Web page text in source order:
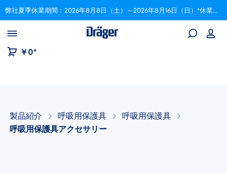
to B2B platform navigation 弊社夏季休業期間：2026年8月8日（土）～2026年8月16日（日）*休業期間中にいただいたご注文は、8月17日以降順次対応いたします。
￥0*
製品紹介 呼吸用保護具
呼吸用保護具​
呼吸用保護具アクセサリー​